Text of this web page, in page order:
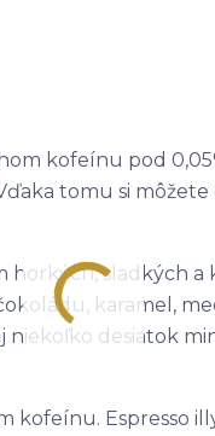
kofeínu pod
tomu si môžete
horkých, sladkých a
karamel,
niekoľko desiatok
kofeínu. Espresso